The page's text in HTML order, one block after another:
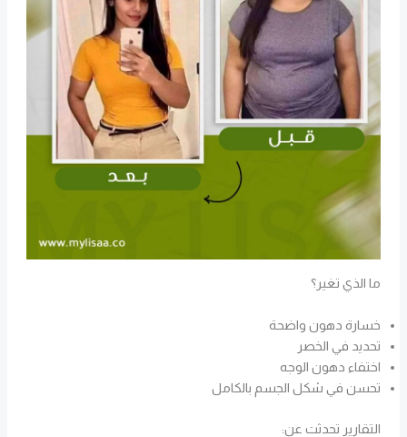
ما الذي تغير؟
خسارة دهون واضحة
تحديد في الخصر
اختفاء دهون الوجه
تحسن في شكل الجسم بالكامل
التقارير تحدثت عن: